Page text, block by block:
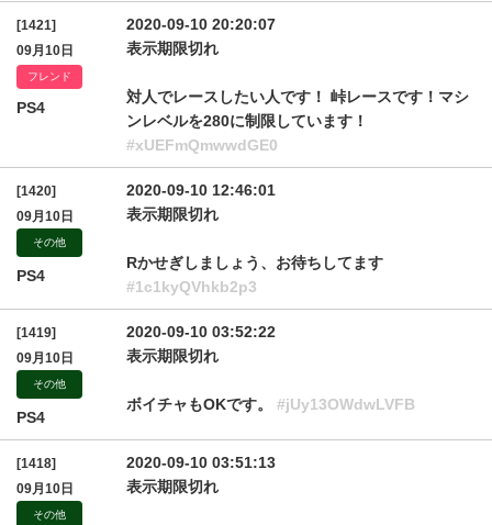
[1421]
09月10日
フレンド
PS4
2020-09-10 20:20:07
表示期限切れ
対人でレースしたい人です！ 峠レースです！マシ
ンレベルを280に制限しています！
#xUEFmQmwwdGE0
[1420]
09月10日
その他
PS4
2020-09-10 12:46:01
表示期限切れ
Rかせぎしましょう、お待ちしてます
#1c1kyQVhkb2p3
[1419]
09月10日
その他
PS4
2020-09-10 03:52:22
表示期限切れ
ボイチャもOKです。 #jUy13OWdwLVFB
[1418]
09月10日
その他
2020-09-10 03:51:13
表示期限切れ